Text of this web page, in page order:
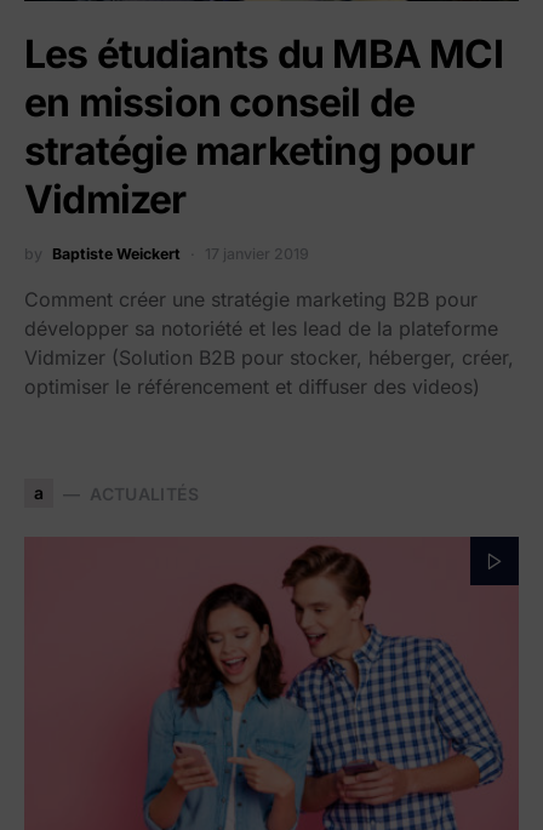
Les étudiants du MBA MCI
en mission conseil de
stratégie marketing pour
Vidmizer
by Baptiste Weickert 17 janvier 2019
Comment créer une stratégie marketing B2B pour
développer sa notoriété et les lead de la plateforme
Vidmizer (Solution B2B pour stocker, héberger, créer,
optimiser le référencement et diffuser des videos)
a ACTUALITÉS